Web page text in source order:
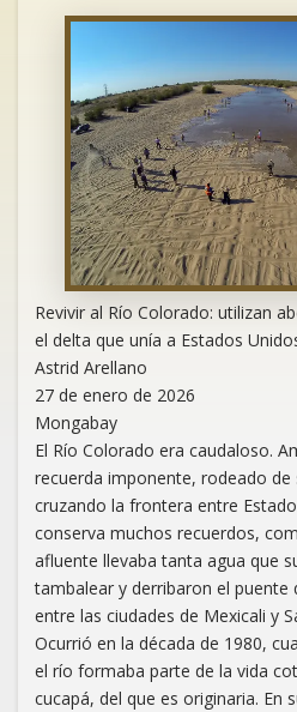
Revivir al Río Colorado: utilizan
el delta que unía a Estados
Astrid Arellano
27 de enero de 2026
Mongabay
El Río Colorado era caudaloso.
recuerda imponente, rodeado de
cruzando la frontera entre
conserva muchos recuerdos,
afluente llevaba tanta agua que
tambalear y derribaron el puente
entre las ciudades de Mexicali y
Ocurrió en la década de 1980,
el río formaba parte de la vida
cucapá, del que es originaria. En